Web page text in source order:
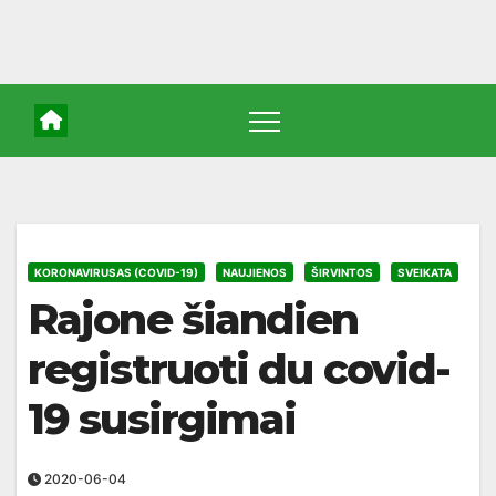
KORONAVIRUSAS (COVID-19) NAUJIENOS ŠIRVINTOS SVEIKATA
Rajone šiandien
registruoti du covid-
19 susirgimai
2020-06-04